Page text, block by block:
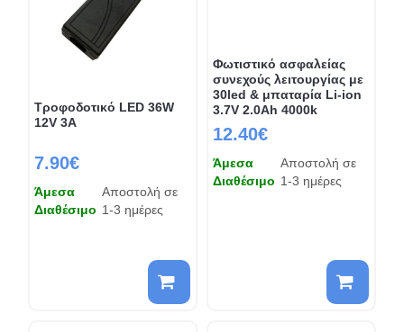
Τροφοδοτικό LED 36W
12V 3A
7.90€
Άμεσα
Διαθέσιμο
Αποστολή σε
1-3 ημέρες
Φωτιστικό ασφαλείας
συνεχούς λειτουργίας με
30led & μπαταρία Li-ion
3.7V 2.0Ah 4000k
12.40€
Άμεσα
Διαθέσιμο
Αποστολή σε
1-3 ημέρες